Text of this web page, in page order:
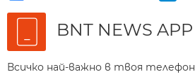
BNT NEWS APP
Всичко най-важно в твоя телефон